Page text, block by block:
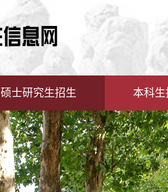
硕士研究生招生 本科生